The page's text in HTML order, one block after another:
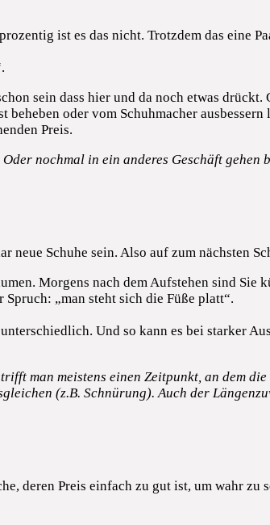
ist es das nicht. Trotzdem das eine
sein dass hier und da noch etwas drückt.
oder vom Schuhmacher
Preis.
nochmal in ein anderes Geschäft
neue Schuhe sein. Also auf zum nächsten
Morgens nach dem Aufstehen sind
„man steht sich die Füße platt“.
Und so kann es bei starker
man meistens einen Zeitpunkt, an dem
(z.B. Schnürung). Auch der
deren Preis einfach zu gut ist, um wahr zu